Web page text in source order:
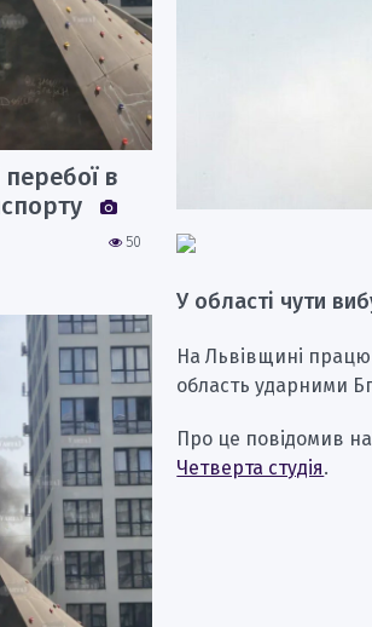
У області чути
На Львівщині
область ударними
Про це повідомив
Четверта студія.
в
50